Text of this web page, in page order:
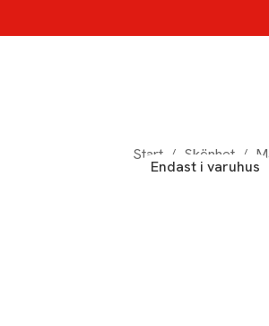
Start / Skönhet /
Endast i varuhus